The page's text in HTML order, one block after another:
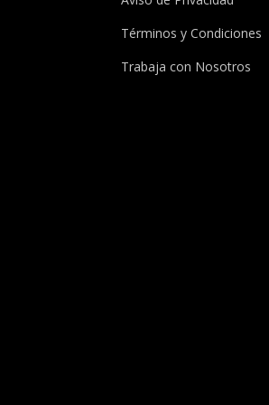
Términos y Condiciones
Trabaja con Nosotros